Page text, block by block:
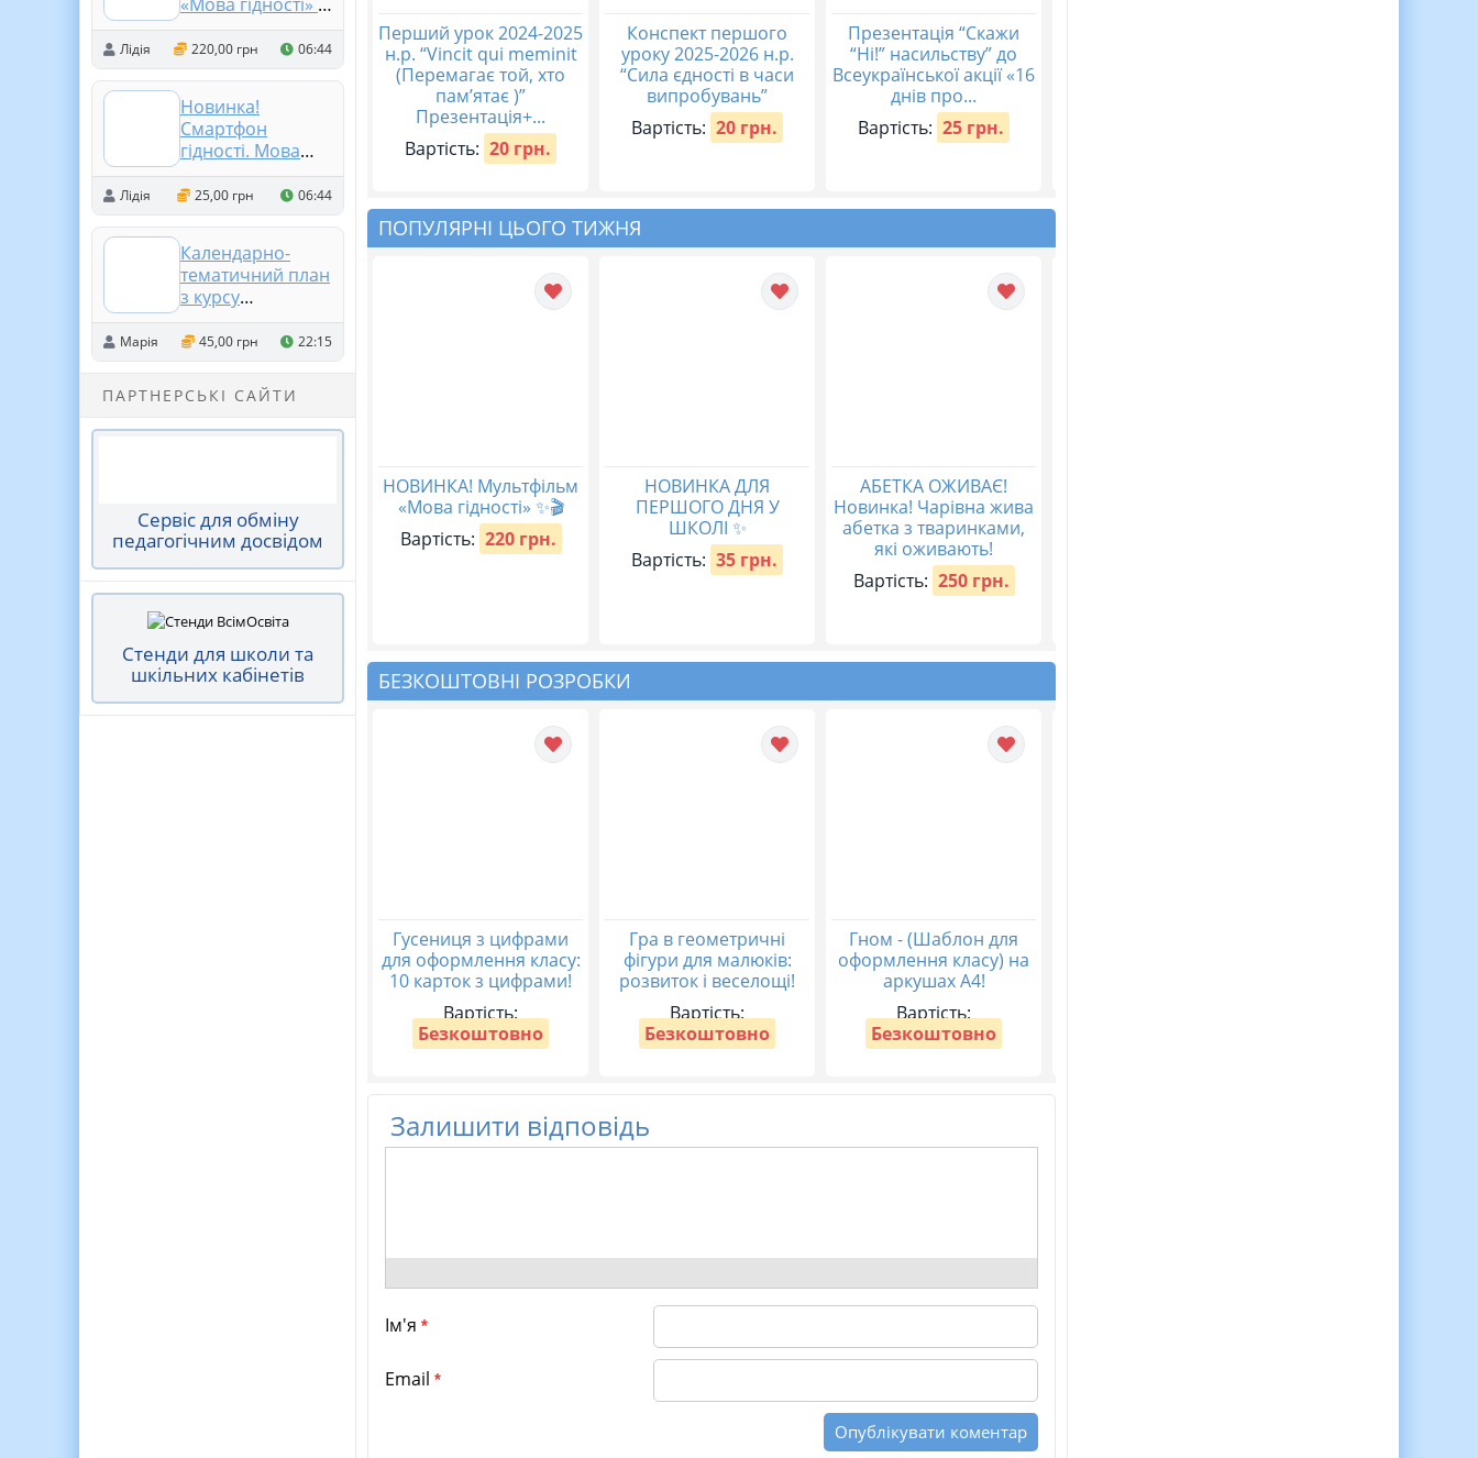
🎬
Лідія 220,00 грн 06:44
Новинка!
Смартфон
гідності. Мова
гідності 2026
Лідія 25,00 грн 06:44
Календарно-
тематичний план
з курсу
«Довкілля» 6 клас
Марія 45,00 грн 22:15
ПАРТНЕРСЬКІ САЙТИ
Сервіс для обміну
педагогічним досвідом
Стенди для школи та
шкільних кабінетів
Перший урок 2024-2025
н.р. “Vincit qui meminit
(Перемагає той, хто
пам’ятає )”
Презентація+...
Вартість: 20 грн.
Конспект першого
уроку 2025-2026 н.р.
“Сила єдності в часи
випробувань”
Вартість: 20 грн.
Презентація “Скажи
“Ні!” насильству” до
Всеукраїнської акції «16
днів про...
Вартість: 25 грн.
ПОПУЛЯРНІ ЦЬОГО ТИЖНЯ
НОВИНКА! Мультфільм
«Мова гідності» ✨🎬
Вартість: 220 грн.
НОВИНКА ДЛЯ
ПЕРШОГО ДНЯ У
ШКОЛІ ✨
Вартість: 35 грн.
АБЕТКА ОЖИВАЄ!
Новинка! Чарівна жива
абетка з тваринками,
які оживають!
Вартість: 250 грн.
БЕЗКОШТОВНІ РОЗРОБКИ
Гусениця з цифрами
для оформлення класу:
10 карток з цифрами!
Вартість:
Безкоштовно
Гра в геометричні
фігури для малюків:
розвиток і веселощі!
Вартість:
Безкоштовно
Гном - (Шаблон для
оформлення класу) на
аркушах А4!
Вартість:
Безкоштовно
Залишити відповідь
Ім'я *
Email *